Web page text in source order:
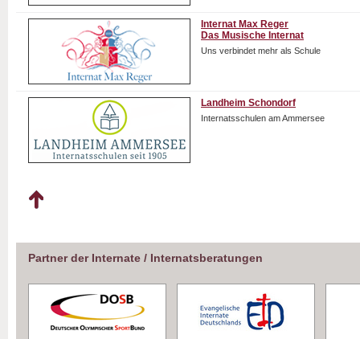
Internat Max Reger
Das Musische Internat
Uns verbindet mehr als Schule
Landheim Schondorf
Internatsschulen am Ammersee
Partner der Internate / Internatsberatungen